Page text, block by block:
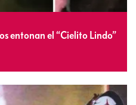
entonan el “Cielito Lindo”